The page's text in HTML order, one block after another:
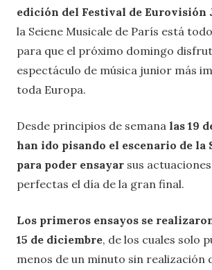
edición del Festival de Eurovisión
la Seiene Musicale de París está
para que el próximo domingo
espectáculo de música junior más
toda Europa.
Desde principios de semana las 19
han ido pisando el escenario de la
para poder ensayar sus
perfectas el día de la gran final.
Los primeros ensayos se
15 de diciembre, de los cuales solo
menos de un minuto sin realización